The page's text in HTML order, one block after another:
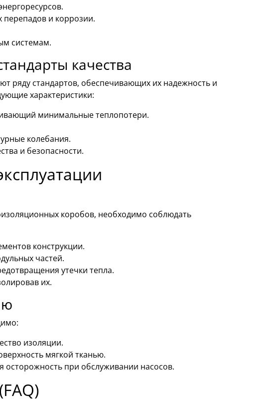
и коррозии.
системам.
качества
ряду стандартов, обеспечивающих их надежность и
характеристики:
минимальные теплопотери.
колебания.
и безопасности.
коробов, необходимо соблюдать
конструкции.
частей.
утечки тепла.
их.
изоляции.
мягкой тканью.
осторожность при обслуживании насосов.